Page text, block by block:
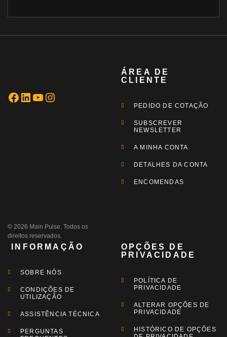
© 2026 Main Pulse. Todos os
direitos reservados.
ÁREA DE
CLIENTE
PEDIDO DE COTAÇÃO
SUBSCREVER
NEWSLETTER
A MINHA CONTA
DETALHES DA CONTA
ENCOMENDAS
INFORMAÇÃO
SOBRE NÓS
CONDIÇÕES DE
UTILIZAÇÃO
ASSISTÊNCIA TÉCNICA
PERGUNTAS
OPÇÕES DE
PRIVACIDADE
POLÍTICA DE
PRIVACIDADE
ALTERAR OPÇÕES DE
PRIVACIDADE
HISTÓRICO DE OPÇÕES